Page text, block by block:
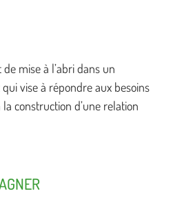
mise à l’abri dans un
vise à répondre aux besoins
construction d’une relation